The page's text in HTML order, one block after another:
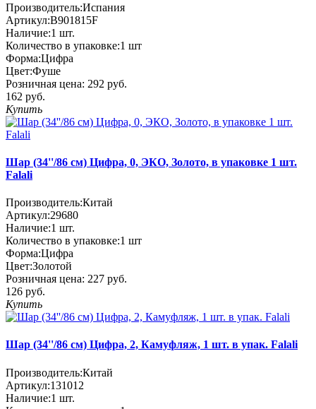
Производитель:Испания
Артикул:B901815F
Наличие:1 шт.
Количество в упаковке:1 шт
Форма:Цифра
Цвет:Фуше
Розничная цена: 292 руб.
162 руб.
Купить
Шар (34''/86 см) Цифра, 0, ЭКО, Золото, в упаковке 1 шт.
Falali
Производитель:Китай
Артикул:29680
Наличие:1 шт.
Количество в упаковке:1 шт
Форма:Цифра
Цвет:Золотой
Розничная цена: 227 руб.
126 руб.
Купить
Шар (34''/86 см) Цифра, 2, Камуфляж, 1 шт. в упак. Falali
Производитель:Китай
Артикул:131012
Наличие:1 шт.